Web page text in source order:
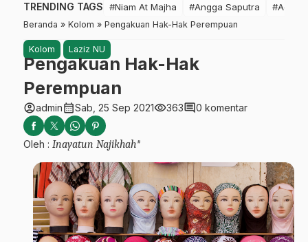
TRENDING TAGS #Niam At Majha #Angga Saputra #Admin
Beranda » Kolom » Pengakuan Hak-Hak Perempuan
Kolom Laziz NU
Pengakuan Hak-Hak
Perempuan
account_circleadmincalendar_monthSab, 25 Sep 2021visibility363comment0 komentar
Oleh : Inayatun Najikhah*